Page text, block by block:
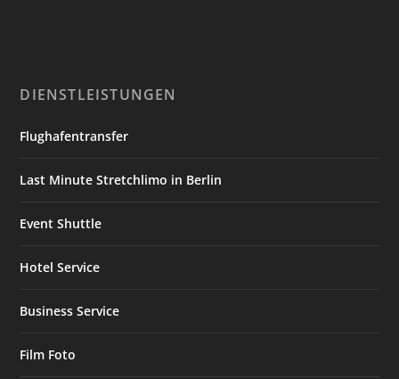
DIENSTLEISTUNGEN
Flughafentransfer
Last Minute Stretchlimo in Berlin
Event Shuttle
Hotel Service
Business Service
Film Foto